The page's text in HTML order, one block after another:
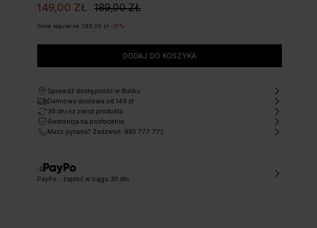
149,00 ZŁ 189,00 ZŁ
Cena regularna: 189,00 zł -21%
Sprawdź dostępność w Butiku
Darmowa dostawa od 149 zł
30 dni na zwrot produktu
Gwarancja na pozłocenie
Masz pytania? Zadzwoń: 885 777 772
PayPo - zapłać w ciągu 30 dni